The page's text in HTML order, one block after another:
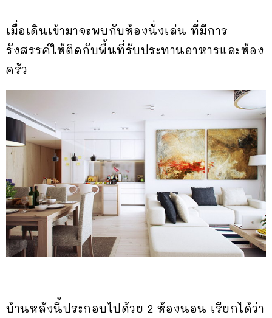
เมื่อเดินเข้ามาจะพบกับห้องนั่งเล่น ที่มีการ
รังสรรค์ให้ติดกับพื้นที่รับประทานอาหารและห้อง
ครัว
บ้านหลังนี้ประกอบไปด้วย 2 ห้องนอน เรียกได้ว่า